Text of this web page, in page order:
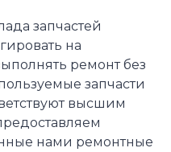
запчастей
на
ремонт без
запчасти
высшим
нами ремонтные